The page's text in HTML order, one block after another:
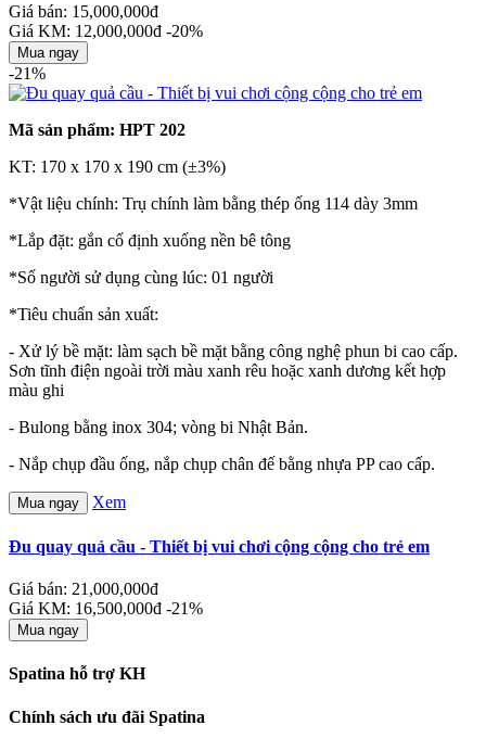
Giá bán: 15,000,000đ
Giá KM: 12,000,000đ -20%
Mua ngay
-21%
Mã sản phẩm: HPT 202
KT: 170 x 170 x 190 cm (±3%)
*Vật liệu chính: Trụ chính làm bằng thép ống 114 dày 3mm
*Lắp đặt: gắn cố định xuống nền bê tông
*Số người sử dụng cùng lúc: 01 người
*Tiêu chuẩn sản xuất:
- Xử lý bề mặt: làm sạch bề mặt bằng công nghệ phun bi cao cấp.
Sơn tĩnh điện ngoài trời màu xanh rêu hoặc xanh dương kết hợp
màu ghi
- Bulong bằng inox 304; vòng bi Nhật Bản.
- Nắp chụp đầu ống, nắp chụp chân đế bằng nhựa PP cao cấp.
Mua ngay Xem
Đu quay quả cầu - Thiết bị vui chơi cộng cộng cho trẻ em
Giá bán: 21,000,000đ
Giá KM: 16,500,000đ -21%
Mua ngay
Spatina hỗ trợ KH
Chính sách ưu đãi Spatina